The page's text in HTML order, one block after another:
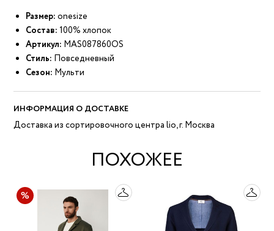
Размер: onesize
Состав: 100% хлопок
Артикул: MAS087860OS
Стиль: Повседневный
Сезон: Мульти
ИНФОРМАЦИЯ О ДОСТАВКЕ
Доставка из сортировочного центра lio, г. Москва
ПОХОЖЕЕ